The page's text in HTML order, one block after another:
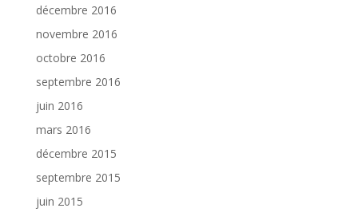
décembre 2016
novembre 2016
octobre 2016
septembre 2016
juin 2016
mars 2016
décembre 2015
septembre 2015
juin 2015